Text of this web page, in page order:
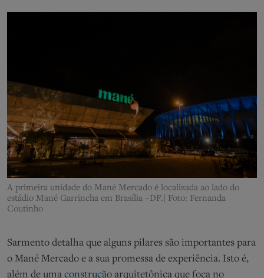
A primeira unidade do Mané Mercado é localizada ao lado do
estádio Mané Garrincha em Brasília –DF.|
Foto: Fernanda
Coutinho
Sarmento detalha que alguns pilares são importantes para
o Mané Mercado e a sua promessa de experiência. Isto é,
além de uma construção arquitetônica que foca no